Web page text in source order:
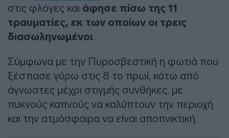
στις φλόγες και άφησε πίσω της 11
τραυματίες, εκ των οποίων οι τρεις
διασωληνωμένοι
Σύμφωνα με την Πυροσβεστική η φωτιά που
ξέσπασε γύρω στις 8 το πρωί, κάτω από
άγνωστες μέχρι στιγμής συνθήκες, με
πυκνούς καπνούς να καλύπτουν την περιοχή
και την ατμόσφαιρα να είναι αποπνικτική.